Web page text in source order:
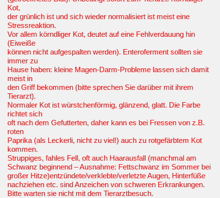
Kot,
der grünlich ist und sich wieder normalisiert ist meist eine
Stressreaktion.
Vor allem körndliger Kot, deutet auf eine Fehlverdauung hin
(Eiweiße
können nicht aufgespalten werden). Enteroferment sollten sie
immer zu
Hause haben: kleine Magen-Darm-Probleme lassen sich damit
meist in
den Griff bekommen (bitte sprechen Sie darüber mit ihrem
Tierarzt).
Normaler Kot ist würstchenförmig, glänzend, glatt. Die Farbe
richtet sich
oft nach dem Gefutterten, daher kann es bei Fressen von z.B.
roten
Paprika (als Leckerli, nicht zu viel!) auch zu rotgefärbtem Kot
kommen.
Struppiges, fahles Fell, oft auch Haarausfall (manchmal am
Schwanz beginnend – Ausnahme: Fettschwanz im Sommer bei
großer Hitze)entzündete/verklebte/verletzte Augen, Hinterfüße
nachziehen etc. sind Anzeichen von schweren Erkrankungen.
Bitte warten sie nicht mit dem Tierarztbesuch.